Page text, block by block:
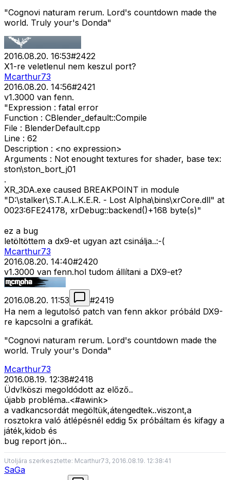
"Cognovi naturam rerum. Lord's countdown made the
world. Truly your's Donda"
2016.08.20. 16:53#2422
X1-re veletlenul nem keszul port?
Mcarthur73
2016.08.20. 14:56#2421
v1.3000 van fenn.
"Expression : fatal error
Function : CBlender_default::Compile
File : BlenderDefault.cpp
Line : 62
Description : <no expression>
Arguments : Not enought textures for shader, base tex:
ston\ston_bort_j01
.
XR_3DA.exe caused BREAKPOINT in module
"D:\stalker\S.T.A.L.K.E.R. - Lost Alpha\bins\xrCore.dll" at
0023:6FE24178, xrDebug::backend()+168 byte(s)"
ez a bug
letöltöttem a dx9-et ugyan azt csinálja..:-(
Mcarthur73
2016.08.20. 14:40#2420
v1.3000 van fenn.hol tudom állítani a DX9-et?
2016.08.20. 11:53 #2419
Ha nem a legutolsó patch van fenn akkor próbáld DX9-
re kapcsolni a grafikát.
"Cognovi naturam rerum. Lord's countdown made the
world. Truly your's Donda"
Mcarthur73
2016.08.19. 12:38#2418
Üdv!köszi megoldódott az előző..
újabb probléma..<#awink>
a vadkancsordát megöltük,átengedtek..viszont,a
rosztokra való átlépésnél eddig 5x próbáltam és kifagy a
játék,kidob és
bug report jön...
Utoljára szerkesztette: Mcarthur73, 2016.08.19. 12:38:41
SaGa